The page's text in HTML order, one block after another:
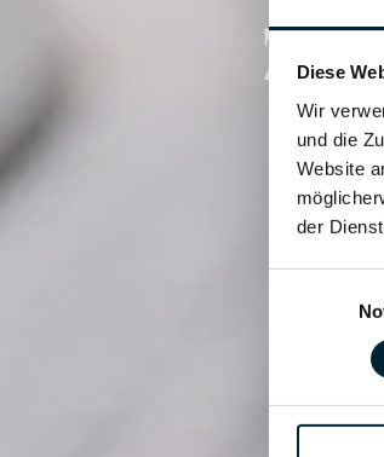
Diese
Wir
und die
Website
der